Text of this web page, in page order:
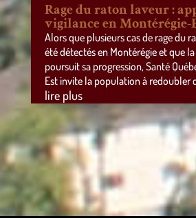
Rage du raton laveur :
vigilance en Montérégie-
Alors que plusieurs cas de rage du
été détectés en Montérégie et que
poursuit sa progression, Santé
Est invite la population à redoubler
lire plus